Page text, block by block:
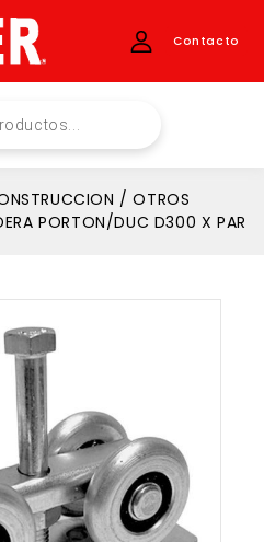
Contacto
/ OTROS
PORTON/DUC D300 X PAR